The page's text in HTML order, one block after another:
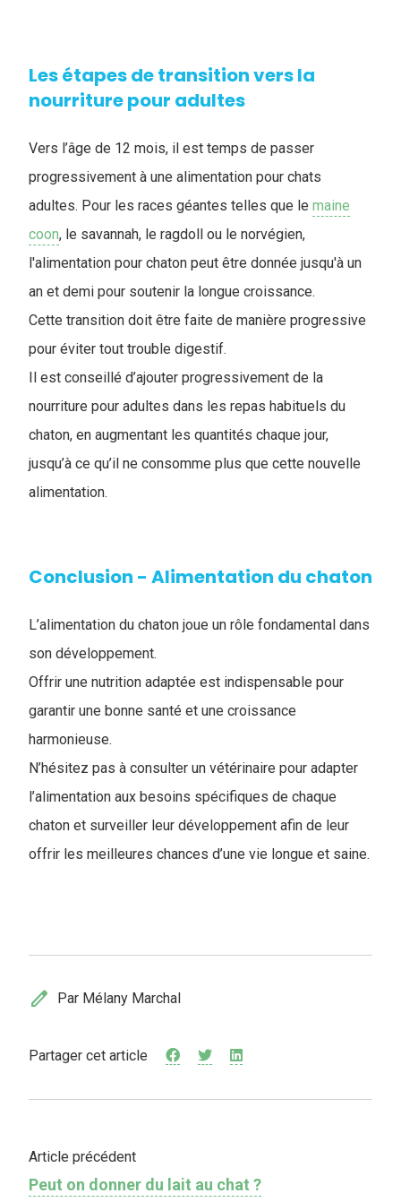
Les étapes de transition vers la
nourriture pour adultes
Vers l’âge de 12 mois, il est temps de passer
progressivement à une alimentation pour chats
adultes. Pour les races géantes telles que le maine
coon, le savannah, le ragdoll ou le norvégien,
l'alimentation pour chaton peut être donnée jusqu'à un
an et demi pour soutenir la longue croissance.
Cette transition doit être faite de manière progressive
pour éviter tout trouble digestif.
Il est conseillé d’ajouter progressivement de la
nourriture pour adultes dans les repas habituels du
chaton, en augmentant les quantités chaque jour,
jusqu’à ce qu’il ne consomme plus que cette nouvelle
alimentation.
Conclusion - ​Alimentation du chaton
L’alimentation du chaton joue un rôle fondamental dans
son développement.
Offrir une nutrition adaptée est indispensable pour
garantir une bonne santé et une croissance
harmonieuse.
N’hésitez pas à consulter un vétérinaire pour adapter
l’alimentation aux besoins spécifiques de chaque
chaton et surveiller leur développement afin de leur
offrir les meilleures chances d’une vie longue et saine.
edit Par Mélany Marchal
Partager cet article
Article précédent
Peut on donner du lait au chat ?